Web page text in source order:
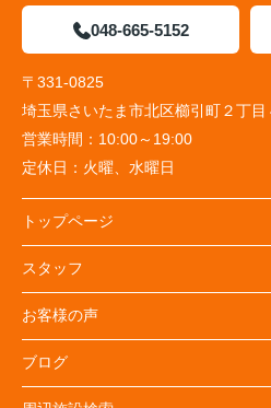
048-665-5152
〒331-0825
埼玉県さいたま市北区櫛引町２丁目
営業時間： 10:00～19:00
定休日： 火曜、水曜日
トップページ
スタッフ
お客様の声
ブログ